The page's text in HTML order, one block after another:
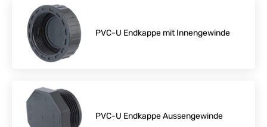
PVC-U Endkappe mit Innengewinde
PVC-U Endkappe Aussengewinde